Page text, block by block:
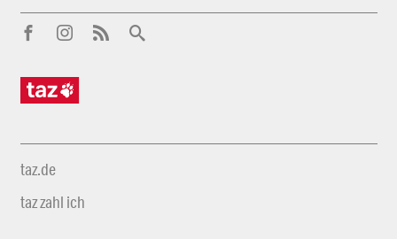
taz.de
taz zahl ich